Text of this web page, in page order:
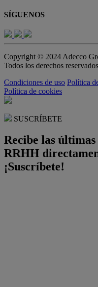
SÍGUENOS
Copyright © 2024 Adecco
Todos los derechos
Condiciones de uso Política
Política de cookies
SUSCRÍBETE
Recibe las
RRHH
¡Suscríbete!